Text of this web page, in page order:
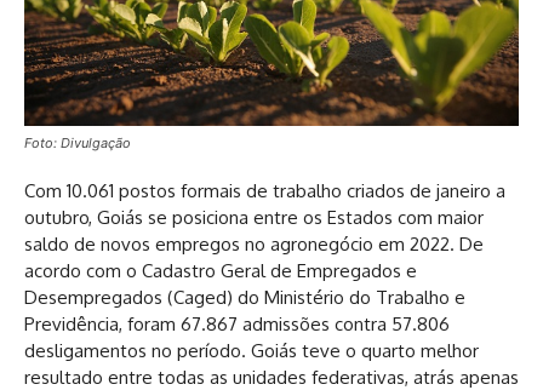
Foto: Divulgação
Com 10.061 postos formais de trabalho criados de janeiro a
outubro, Goiás se posiciona entre os Estados com maior
saldo de novos empregos no agronegócio em 2022. De
acordo com o Cadastro Geral de Empregados e
Desempregados (Caged) do Ministério do Trabalho e
Previdência, foram 67.867 admissões contra 57.806
desligamentos no período. Goiás teve o quarto melhor
resultado entre todas as unidades federativas, atrás apenas